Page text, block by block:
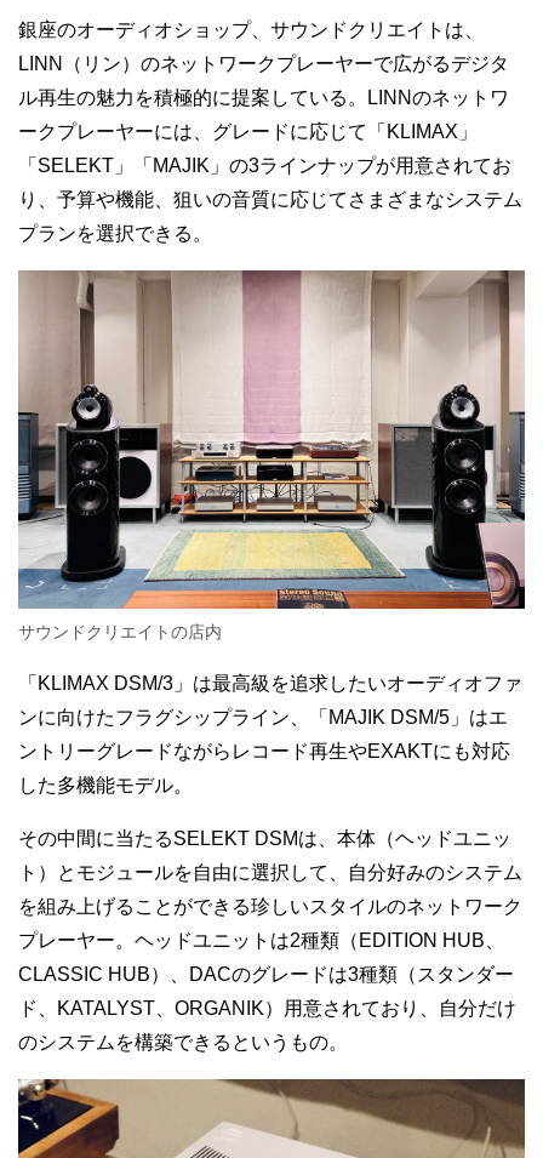
銀座のオーディオショップ、サウンドクリエイトは、
LINN（リン）のネットワークプレーヤーで広がるデジタ
ル再生の魅力を積極的に提案している。LINNのネットワ
ークプレーヤーには、グレードに応じて「KLIMAX」
「SELEKT」「MAJIK」の3ラインナップが用意されてお
り、予算や機能、狙いの音質に応じてさまざまなシステム
プランを選択できる。
サウンドクリエイトの店内
「KLIMAX DSM/3」は最高級を追求したいオーディオファ
ンに向けたフラグシップライン、「MAJIK DSM/5」はエ
ントリーグレードながらレコード再生やEXAKTにも対応
した多機能モデル。
その中間に当たるSELEKT DSMは、本体（ヘッドユニッ
ト）とモジュールを自由に選択して、自分好みのシステム
を組み上げることができる珍しいスタイルのネットワーク
プレーヤー。ヘッドユニットは2種類（EDITION HUB、
CLASSIC HUB）、DACのグレードは3種類（スタンダー
ド、KATALYST、ORGANIK）用意されており、自分だけ
のシステムを構築できるというもの。